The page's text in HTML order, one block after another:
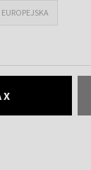
X